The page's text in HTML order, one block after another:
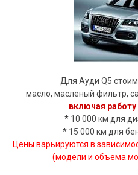
Для Ауди Q5
масло, масленый фильтр,
включая работу
* 10 000 км для
* 15 000 км для
Цены варьируются в
(модели и объема